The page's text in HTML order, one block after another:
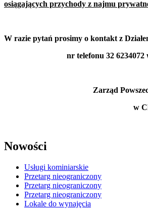
osiągających przychody z najmu
W razie pytań prosimy o kontakt z
nr telefonu 32 6234072
Zarząd Powszechnej
w
Nowości
Usługi kominiarskie
Przetarg nieograniczony
Przetarg nieograniczony
Przetarg nieograniczony
Lokale do wynajęcia